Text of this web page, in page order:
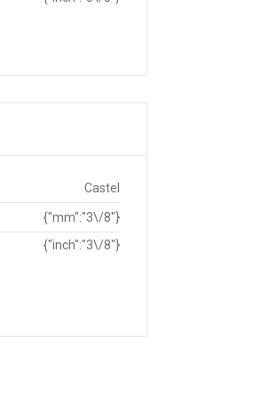
Castel
{"mm":"3\/8"}
{"inch":"3\/8"}